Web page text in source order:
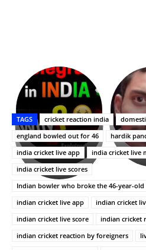
భగవంతుని
ప్రసాదం
తీర్థం..తులసీదళం
లేకుండా
అసంపూర్ణం
కేజీఎఫ్
సినిమాతో
పాన్
ఇండియా
స్టార్
హీరోయిన్‏గా
Upasana:
భర్తపై
రివెంజ్
తీర్చుకున్న
ఉపాసన..
పాపం
రామ్
చరణ్
TAGS cricket reaction india
england bowled out for 46
hardik
india cricket live app
india cricket live
india cricket live scores
Indian bowler who broke the 46-year-old
indian cricket live app
indian cricket
indian cricket live score
indian cricket
indian cricket reaction by foreigners